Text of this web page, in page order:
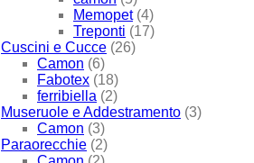
Memopet (4)
Treponti (17)
Cuscini e Cucce (26)
Camon (6)
Fabotex (18)
ferribiella (2)
Museruole e Addestramento (3)
Camon (3)
Paraorecchie (2)